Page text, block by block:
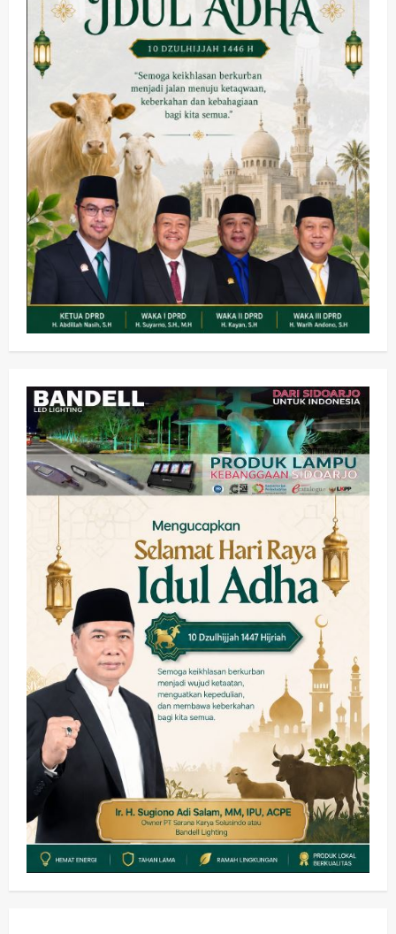
2
Kesehatan
Pembangunan
Pemerintahan
PANAS! Kalah Tender Proyek RSUD
Sibar Rp 9,9 M, Beranikah CV Tiga
Anugerah Utama Pertaruhkan
Jaminan Rp 100 Juta?
wartanusa 5 Agustus 2026
3
Olahraga
Adu Taktik di Atas Rumput Sintetis:
PWI dan Sapma PP Sidoarjo
Memanaskan Mesin Menuju Piala
Soccer
4
HOT NEWS: Ribuan Warga Wage
Tumplek Blek di Bazar Rakyat Jalan
Jambu, Borong Kuliner UMKM Sambil
Nonton Jaranan!
wartanusa 4 Agustus 2026
Keagamaan Pemerintahan
Pemkab Sidoarjo & Muhammadiyah
Sinergi Permudah Perizinan, Wakaf,
hingga Hibah
wartanusa 4 Agustus 2026
1
Kesehatan Pemerintahan
Ubah Lahan Tidur Jadi Cuan: Wabup
Sidoarjo Apresiasi Inovasi Teh Daun
Kumis Kucing Produk Anggota TNI AL
wartanusa 8 Agustus 2026
2
Kesehatan Pembangunan
Pemerintahan
PANAS! Kalah Tender Proyek RSUD
Sibar Rp 9,9 M, Beranikah CV Tiga
Anugerah Utama Pertaruhkan
Jaminan Rp 100 Juta?
wartanusa 5 Agustus 2026
Olahraga
Adu Taktik di Atas Rumput Sintetis:
PWI dan Sapma PP Sidoarjo
Memanaskan Mesin Menuju Piala
Soccer